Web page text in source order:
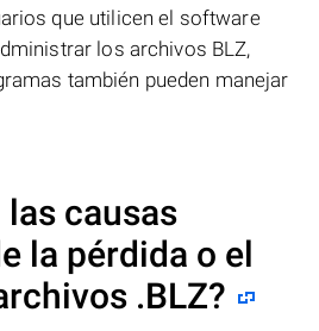
que utilicen el software
los archivos BLZ,
también pueden manejar
las causas
la pérdida o el
.BLZ?